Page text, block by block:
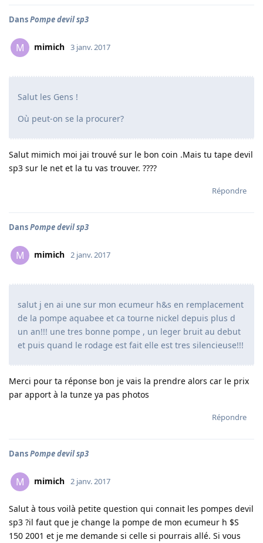
DansPompe devil sp3
M mimich 3 janv. 2017
Salut les Gens !
Où peut-on se la procurer?
Salut mimich moi jai trouvé sur le bon coin .Mais tu tape devil
sp3 sur le net et la tu vas trouver. ????
Répondre
DansPompe devil sp3
M mimich 2 janv. 2017
salut j en ai une sur mon ecumeur h&s en remplacement
de la pompe aquabee et ca tourne nickel depuis plus d
un an!!! une tres bonne pompe , un leger bruit au debut
et puis quand le rodage est fait elle est tres silencieuse!!!
Merci pour ta réponse bon je vais la prendre alors car le prix
par apport à la tunze ya pas photos
Répondre
DansPompe devil sp3
M mimich 2 janv. 2017
Salut à tous voilà petite question qui connait les pompes devil
sp3 ?il faut que je change la pompe de mon ecumeur h $S
150 2001 et je me demande si celle si pourrais allé. Si vous